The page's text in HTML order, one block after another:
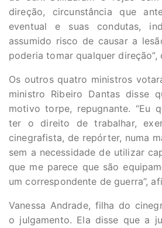
direção, circunstância que
eventual e suas condutas,
assumido risco de causar a
poderia tomar qualquer direção”,
Os outros quatro ministros
ministro Ribeiro Dantas disse
motivo torpe, repugnante. “Eu
ter o direito de trabalhar,
cinegrafista, de repórter, numa
sem a necessidade de utilizar
que me parece que são
um correspondente de guerra”,
Vanessa Andrade, filha do
o julgamento. Ela disse que a